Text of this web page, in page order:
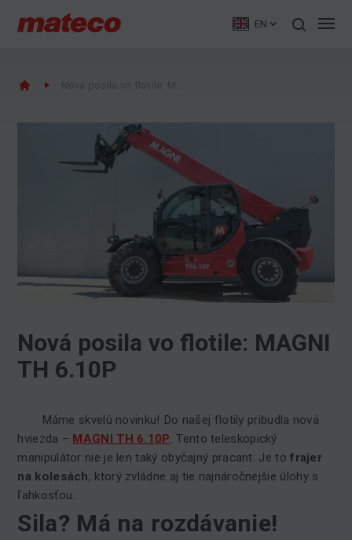
EN
Nová posila vo flotile: MAGNI
TH 6.10P
Máme skvelú novinku! Do našej flotily pribudla nová
hviezda – MAGNI TH 6.10P . Tento teleskopický
manipulátor nie je len taký obyčajný pracant. Je tofrajer
na kolesách, ktorý zvládne aj tie najnáročnejšie úlohy s
ľahkosťou.
Sila? Má na rozdávanie!